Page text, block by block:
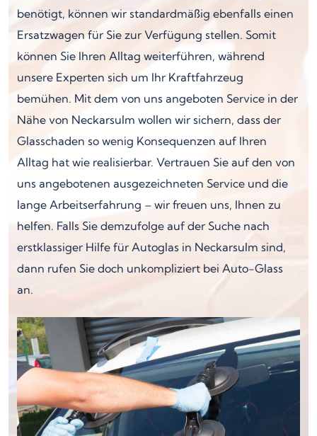
benötigt, können wir standardmäßig ebenfalls einen
Ersatzwagen für Sie zur Verfügung stellen. Somit
können Sie Ihren Alltag weiterführen, während
unsere Experten sich um Ihr Kraftfahrzeug
bemühen. Mit dem von uns angeboten Service in der
Nähe von Neckarsulm wollen wir sichern, dass der
Glasschaden so wenig Konsequenzen auf Ihren
Alltag hat wie realisierbar. Vertrauen Sie auf den von
uns angebotenen ausgezeichneten Service und die
lange Arbeitserfahrung – wir freuen uns, Ihnen zu
helfen. Falls Sie demzufolge auf der Suche nach
erstklassiger Hilfe für Autoglas in Neckarsulm sind,
dann rufen Sie doch unkompliziert bei Auto-Glass
an.